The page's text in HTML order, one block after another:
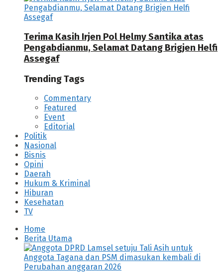
Terima Kasih Irjen Pol Helmy Santika atas
Pengabdianmu, Selamat Datang Brigjen Helfi
Assegaf
Trending Tags
Commentary
Featured
Event
Editorial
Politik
Nasional
Bisnis
Opini
Daerah
Hukum & Kriminal
Hiburan
Kesehatan
TV
Home
Berita Utama